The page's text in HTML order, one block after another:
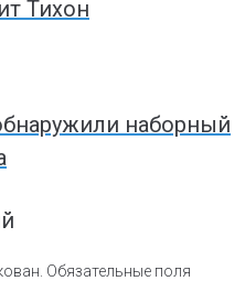
Тихон
наборный
Обязательные поля